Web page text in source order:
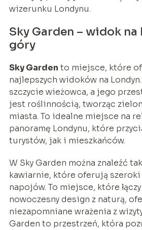
wizerunku Londynu.
Sky Garden – widok na
góry
Sky Garden to miejsce, które
najlepszych widoków na
szczycie wieżowca, a jego
jest roślinnością, tworząc
miasta. To idealne miejsce na
panoramę Londynu, które
turystów, jak i mieszkańców.
W Sky Garden można znaleźć
kawiarnie, które oferują szeroki
napojów. To miejsce, które
nowoczesny design z naturą,
niezapomniane wrażenia z
Garden to przestrzeń, która